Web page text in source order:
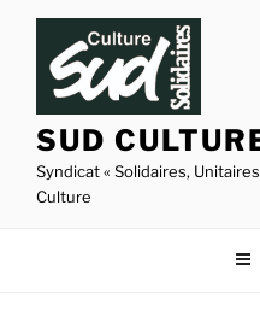
Aller
contenu
principal
SUD
Syndicat « Solidaires,
Culture